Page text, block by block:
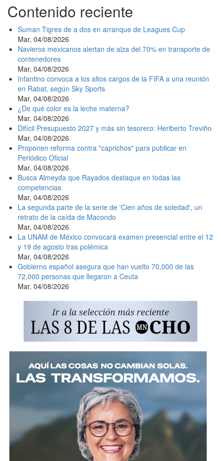
Contenido reciente
Suman Tigres de a dos en arranque de Leagues Cup
Mar, 04/08/2026
Navieros mexicanos alertan de alza del 70% en transporte de
contenedores
Mar, 04/08/2026
Infantino convoca a los altos cargos de la FIFA a una reunión
en Rabat, según Sky Sports
Mar, 04/08/2026
¿De qué color es la leche materna?
Mar, 04/08/2026
Difícil Presupuesto 2027 y más sin tesorero: Heriberto Treviño
Mar, 04/08/2026
Proponen reforma contra "caprichos" para publicar en
Periódico Oficial
Mar, 04/08/2026
Busca Almeyda que Rayados destaque en todas las
competencias
Mar, 04/08/2026
La segunda parte de la serie de 'Cien años de soledad', un
retrato de la caída de Macondo
Mar, 04/08/2026
La UNAM de México convocará examen presencial entre el 12
y 19 de agosto tras polémica
Mar, 04/08/2026
Gobierno español asegura que han vuelto 70,000 de las
72,000 personas que llegaron a Ceuta
Mar, 04/08/2026